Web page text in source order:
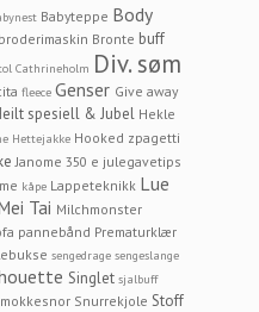
Babyteppe Body
broderimaskin Bronte buff
Cathrineholm Div. søm
fleece Genser Give away
spesiell & Jubel Hekle
Hettejakke Hooked zpagetti
Janome 350 e julegavetips
kåpe Lappeteknikk Lue
Tai Milchmonster
pannebånd Prematurklær
sengedrage sengeslange
Singlet sjalbuff
Snurrekjole Stoff